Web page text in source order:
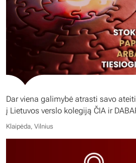
Dar viena galimybė atrasti savo
į Lietuvos verslo kolegiją ČIA ir
Klaipėda, Vilnius